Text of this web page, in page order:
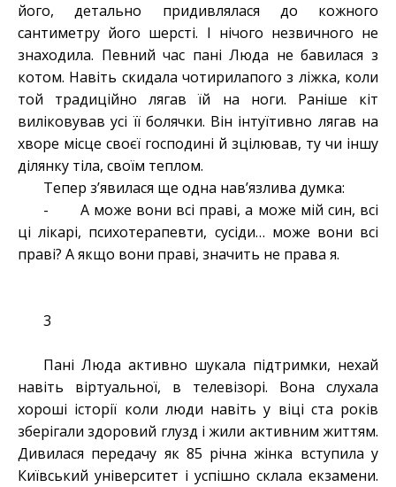
його, детально придивлялася до кожного
сантиметру його шерсті. І нічого незвичного не
знаходила. Певний час пані Люда не бавилася з
котом. Навіть скидала чотирилапого з ліжка, коли
той традиційно лягав їй на ноги. Раніше кіт
виліковував усі її болячки. Він інтуїтивно лягав на
хворе місце своєї господині й зцілював, ту чи іншу
ділянку тіла, своїм теплом.
Тепер з’явилася ще одна нав’язлива думка:
- А може вони всі праві, а може мій син, всі
ці лікарі, психотерапевти, сусіди… може вони всі
праві? А якщо вони праві, значить не права я.
3
Пані Люда активно шукала підтримки, нехай
навіть віртуальної, в телевізорі. Вона слухала
хороші історії коли люди навіть у віці ста років
зберігали здоровий глузд і жили активним життям.
Дивилася передачу як 85 річна жінка вступила у
Київський університет і успішно склала екзамени.